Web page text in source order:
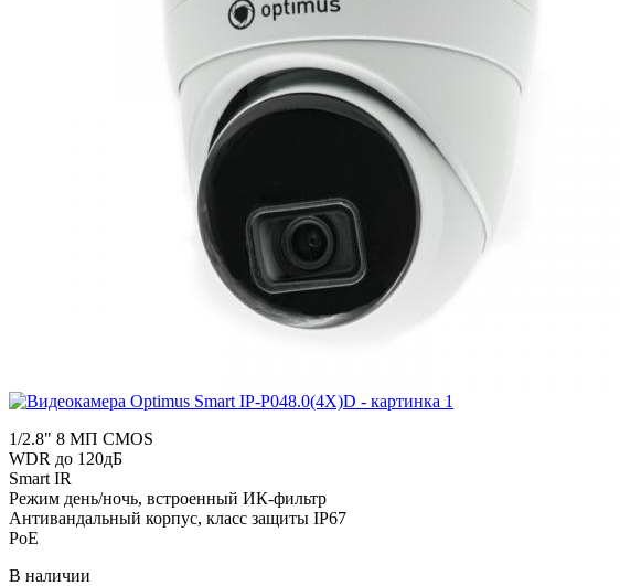
1/2.8" 8 МП CMOS
WDR до 120дБ
Smart IR
Режим день/ночь, встроенный ИК-фильтр
Антивандальный корпус, класс защиты IР67
PoE
В наличии